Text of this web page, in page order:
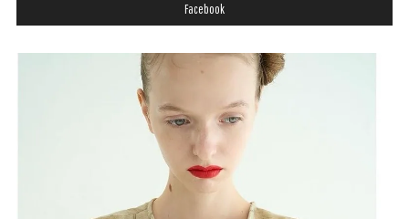
Facebook